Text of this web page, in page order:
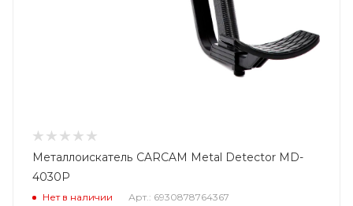
Металлоискатель CARCAM Metal Detector MD-
4030P
Нет в наличии Арт.: 6930878764367